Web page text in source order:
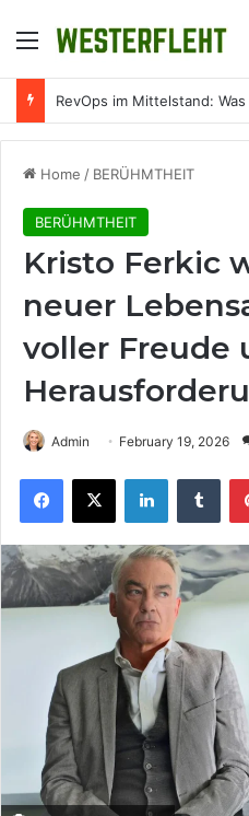
Menu
Home / BERÜHMTHEIT
BERÜHMTHEIT
Kristo Ferkic
neuer
voller Freude
Admin February 19, 2026
Facebook
X LinkedIn